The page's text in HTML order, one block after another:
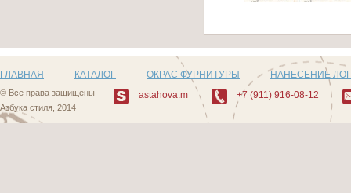
482_1
ГЛАВНАЯ КАТАЛОГ ОКРАС ФУРНИТУРЫ НАНЕСЕНИЕ
© Все права защищены
Азбука стиля, 2014
astahova.m +7 (911) 916-08-12